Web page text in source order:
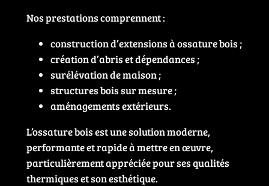
Nos prestations comprennent :
construction d’extensions à ossature bois ;
création d’abris et dépendances ;
surélévation de maison ;
structures bois sur mesure ;
aménagements extérieurs.
L’ossature bois est une solution moderne,
performante et rapide à mettre en œuvre,
particulièrement appréciée pour ses qualités
thermiques et son esthétique.